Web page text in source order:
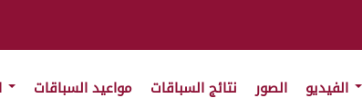
الصور نتائج السباقات مواعيد السباقات